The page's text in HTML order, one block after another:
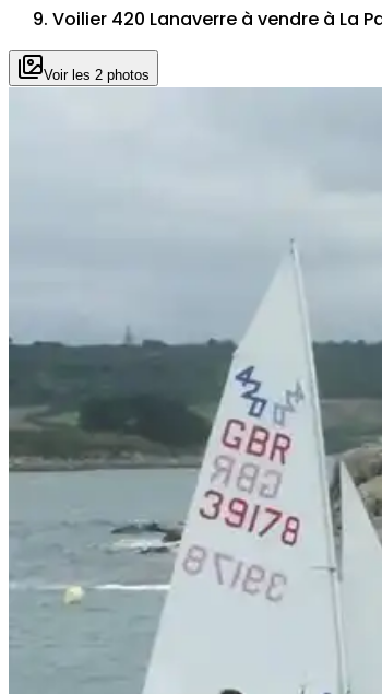
Voilier 420 Lanaverre à vendre à La
Voir les 2 photos